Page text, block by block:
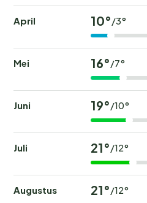
April 10°/3°
Mei 16°/7°
Juni 19°/10°
Juli 21°/12°
Augustus 21°/12°